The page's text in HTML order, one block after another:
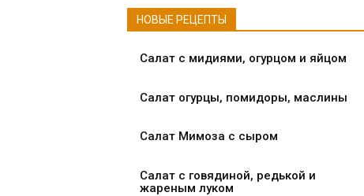
НОВЫЕ РЕЦЕПТЫ
Салат с мидиями, огурцом и яйцом
Салат огурцы, помидоры, маслины
Салат Мимоза с сыром
Салат с говядиной, редькой и
жареным луком